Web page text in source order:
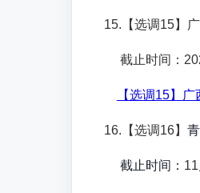
15.【选调15】
截止时间：
【选调15】
16.【选调16】
截止时间：